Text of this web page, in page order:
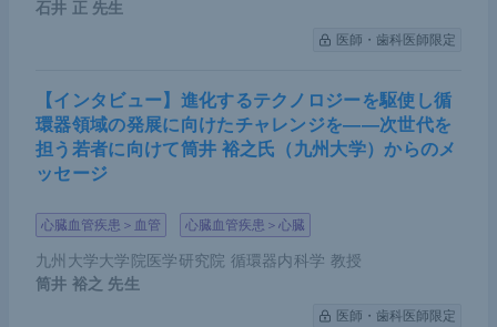
石井 正 先生
医師・歯科医師限定
【インタビュー】進化するテクノロジーを駆使し循
環器領域の発展に向けたチャレンジを――次世代を
担う若者に向けて筒井 裕之氏（九州大学）からのメ
ッセージ
心臓血管疾患＞血管 心臓血管疾患＞心臓
九州大学大学院医学研究院 循環器内科学 教授
筒井 裕之 先生
医師・歯科医師限定